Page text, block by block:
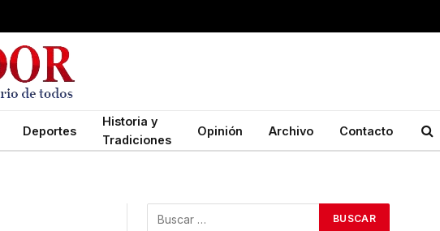
Deportes
Historia y
Tradiciones
Opinión Archivo Contacto